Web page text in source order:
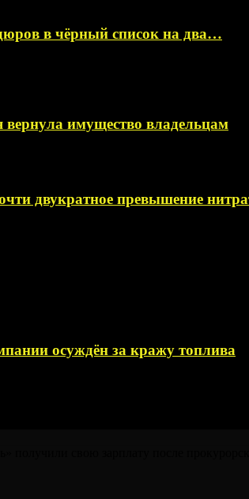
в чёрный список на два…
имущество владельцам
двукратное превышение
осуждён за кражу топлива